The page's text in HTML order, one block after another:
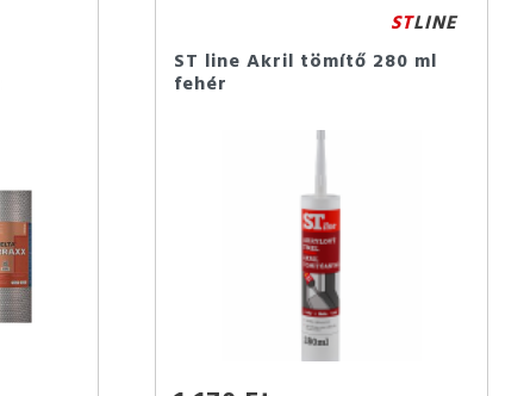
STLINE
ST line Akril tömítő 280 ml
fehér